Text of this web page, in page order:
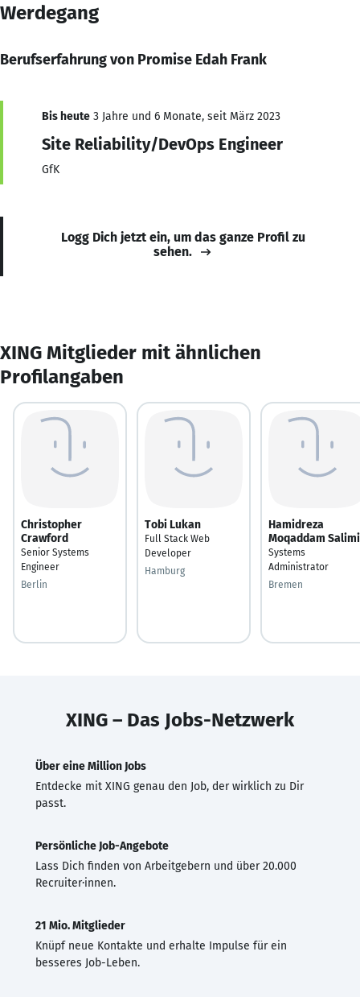
Werdegang
Berufserfahrung von Promise Edah Frank
Bis heute 3 Jahre und 6 Monate, seit März 2023
Site Reliability/DevOps Engineer
GfK
Logg Dich jetzt ein, um das ganze Profil zu
sehen.
XING Mitglieder mit ähnlichen
Profilangaben
Christopher
Crawford
Senior Systems
Engineer
Berlin
Tobi Lukan
Full Stack Web
Developer
Hamburg
Hamidreza
Moqaddam Salimi
Systems
Administrator
Bremen
XING – Das Jobs-Netzwerk
Über eine Million Jobs
Entdecke mit XING genau den Job, der wirklich zu Dir
passt.
Persönliche Job-Angebote
Lass Dich finden von Arbeitgebern und über 20.000
Recruiter·innen.
21 Mio. Mitglieder
Knüpf neue Kontakte und erhalte Impulse für ein
besseres Job-Leben.